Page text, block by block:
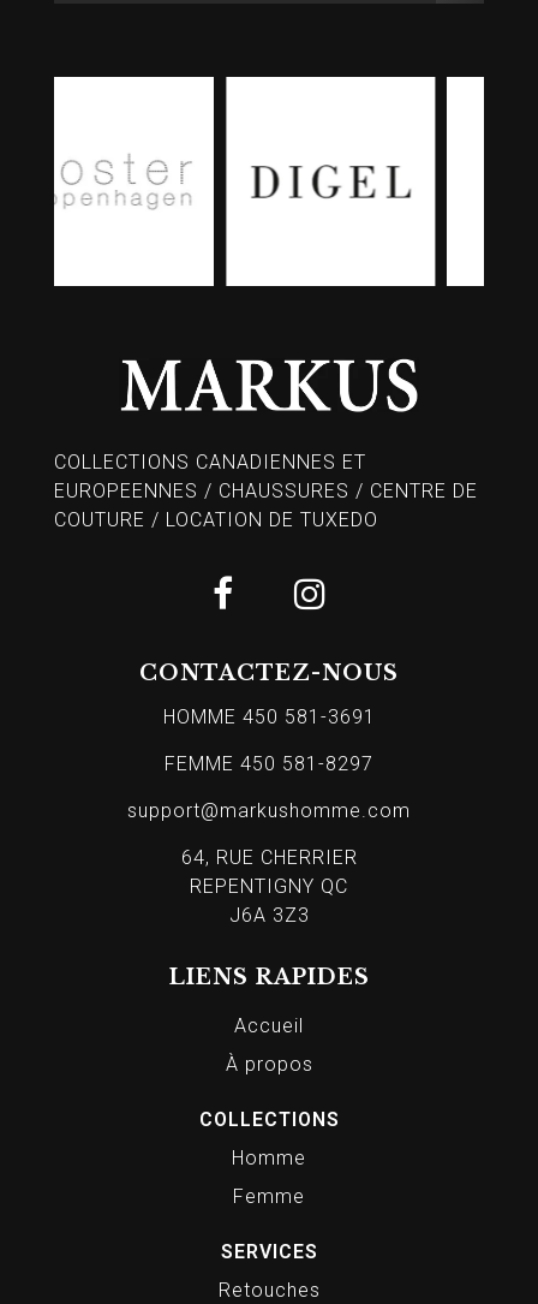
COLLECTIONS CANADIENNES ET
EUROPEENNES / CHAUSSURES / CENTRE DE
COUTURE / LOCATION DE TUXEDO
CONTACTEZ-NOUS
HOMME 450 581-3691
FEMME 450 581-8297
support@markushomme.com
64, RUE CHERRIER
REPENTIGNY QC
J6A 3Z3
LIENS RAPIDES
Accueil
À propos
COLLECTIONS
Homme
Femme
SERVICES
Retouches